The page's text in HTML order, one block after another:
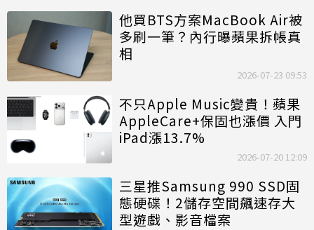
他買BTS方案MacBook Air被
多刷一筆？內行曝蘋果拆帳真
相
2026-07-23 09:53
不只Apple Music變貴！蘋果
AppleCare+保固也漲價 入門
iPad漲13.7%
2026-07-20 12:09
三星推Samsung 990 SSD固
態硬碟！2儲存空間飆速存大
型遊戲、影音檔案